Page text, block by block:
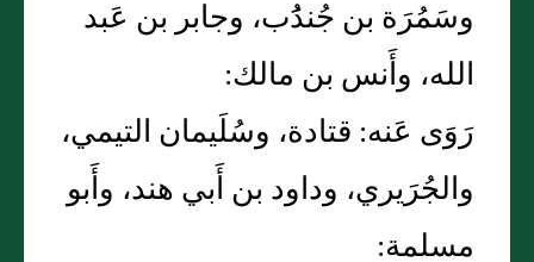
وسَمُرَة بن جُندَُب، وجابر بن عَبد
الله، وأَنس بن مالك:
رَوَى عَنه: قتادة، وسُلَيمان التيمي،
والجُرَيري، وداود بن أَبي هند، وأَبو
مسلمة: